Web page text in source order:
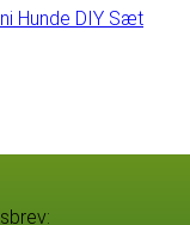
Hunde DIY Sæt